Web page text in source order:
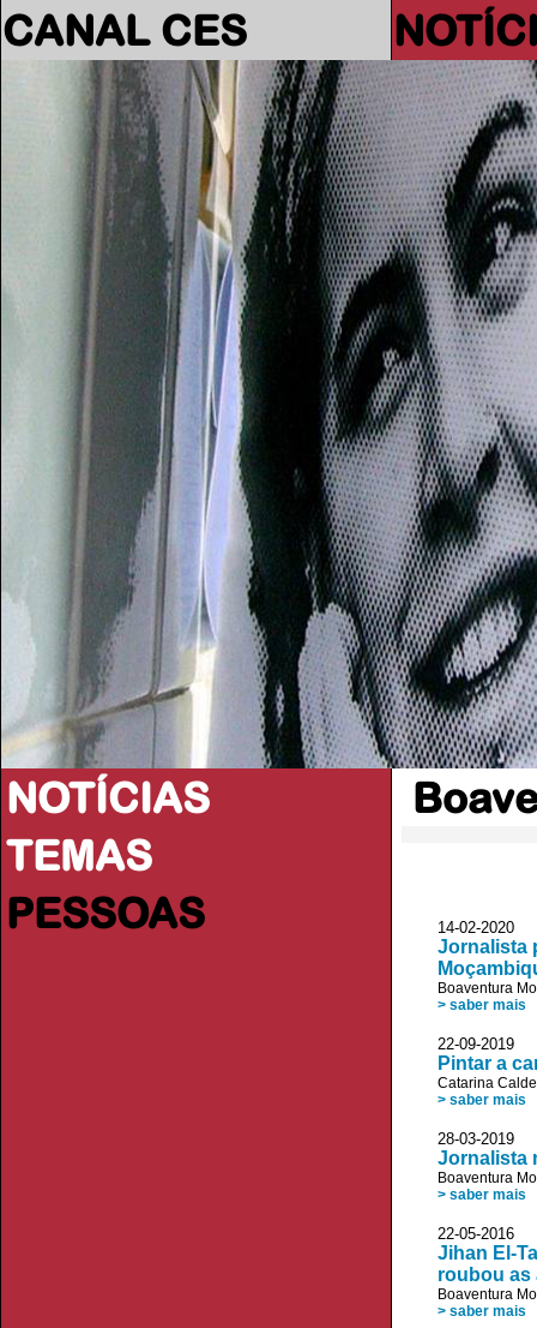
CANAL CES
NOTÍCIAS
TEMAS
PESSOAS
14-02-2020
Jornalista
Boaventura
> saber mais
22-09-2019
Pintar a
Catarina
> saber mais
28-03-2019
Jornalista
Boaventura
> saber mais
22-05-
Jihan El-
roubou as
Boaventura
> saber mais